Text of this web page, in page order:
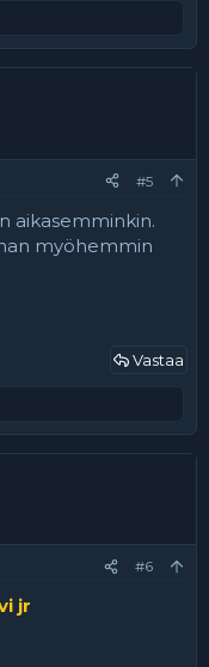
#5
aikasemminkin.
myöhemmin
Vastaa
#6
jr